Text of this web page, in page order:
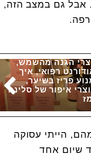
אבל גם במצב הזה,
הגנה מהשמש,
רפואי, איך
פריז בשיער,
איפור של סלינה
הייתי עסוקה
שיום אחד